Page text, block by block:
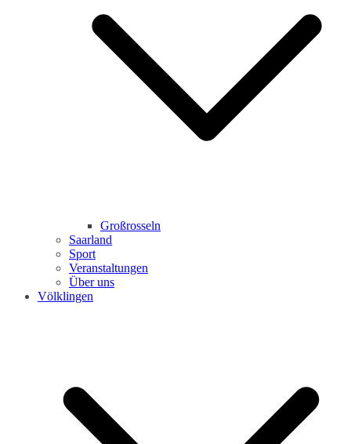
Großrosseln
Saarland
Sport
Veranstaltungen
Über uns
Völklingen